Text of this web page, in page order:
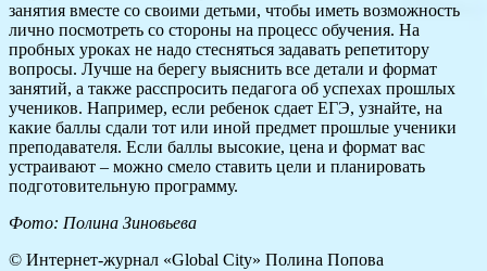
занятия вместе со своими детьми, чтобы иметь возможность
лично посмотреть со стороны на процесс обучения. На
пробных уроках не надо стесняться задавать репетитору
вопросы. Лучше на берегу выяснить все детали и формат
занятий, а также расспросить педагога об успехах прошлых
учеников. Например, если ребенок сдает ЕГЭ, узнайте, на
какие баллы сдали тот или иной предмет прошлые ученики
преподавателя. Если баллы высокие, цена и формат вас
устраивают – можно смело ставить цели и планировать
подготовительную программу.
Фото: Полина Зиновьева
© Интернет-журнал «Global City» Полина Попова